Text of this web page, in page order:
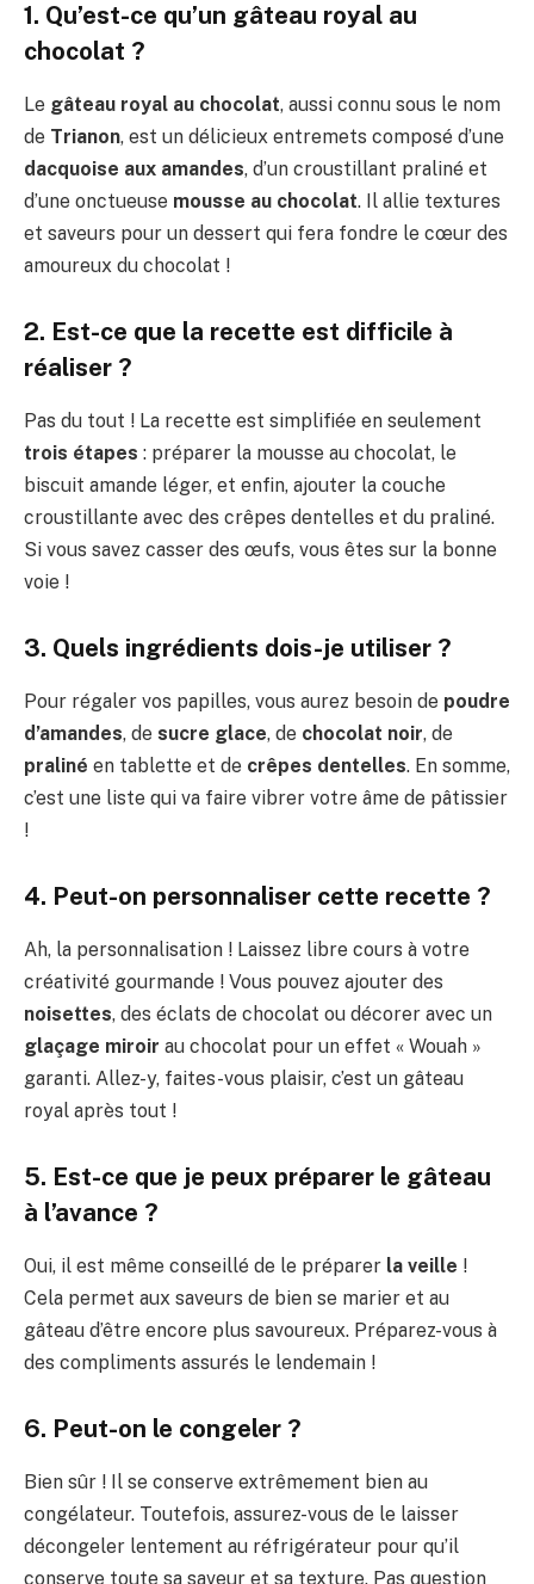
1. Qu’est-ce qu’un gâteau royal au
chocolat ?
Le gâteau royal au chocolat, aussi connu sous le nom
de Trianon, est un délicieux entremets composé d’une
dacquoise aux amandes, d’un croustillant praliné et
d’une onctueuse mousse au chocolat. Il allie textures
et saveurs pour un dessert qui fera fondre le cœur des
amoureux du chocolat !
2. Est-ce que la recette est difficile à
réaliser ?
Pas du tout ! La recette est simplifiée en seulement
trois étapes : préparer la mousse au chocolat, le
biscuit amande léger, et enfin, ajouter la couche
croustillante avec des crêpes dentelles et du praliné.
Si vous savez casser des œufs, vous êtes sur la bonne
voie !
3. Quels ingrédients dois-je utiliser ?
Pour régaler vos papilles, vous aurez besoin de poudre
d’amandes, de sucre glace, de chocolat noir, de
praliné en tablette et de crêpes dentelles. En somme,
c’est une liste qui va faire vibrer votre âme de pâtissier
!
4. Peut-on personnaliser cette recette ?
Ah, la personnalisation ! Laissez libre cours à votre
créativité gourmande ! Vous pouvez ajouter des
noisettes, des éclats de chocolat ou décorer avec un
glaçage miroir au chocolat pour un effet « Wouah »
garanti. Allez-y, faites-vous plaisir, c’est un gâteau
royal après tout !
5. Est-ce que je peux préparer le gâteau
à l’avance ?
Oui, il est même conseillé de le préparer la veille !
Cela permet aux saveurs de bien se marier et au
gâteau d’être encore plus savoureux. Préparez-vous à
des compliments assurés le lendemain !
6. Peut-on le congeler ?
Bien sûr ! Il se conserve extrêmement bien au
congélateur. Toutefois, assurez-vous de le laisser
décongeler lentement au réfrigérateur pour qu’il
conserve toute sa saveur et sa texture. Pas question